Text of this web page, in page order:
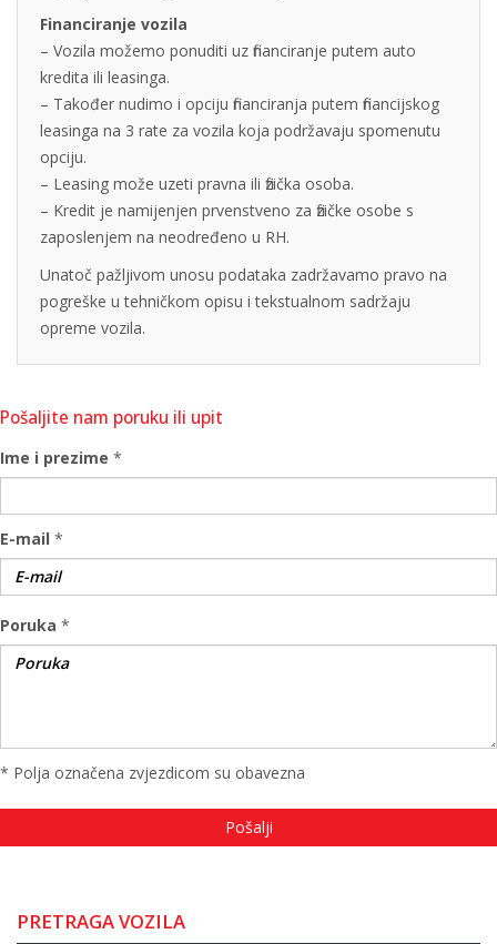
Financiranje vozila
– Vozila možemo ponuditi uz financiranje putem auto
kredita ili leasinga.
– Također nudimo i opciju financiranja putem financijskog
leasinga na 3 rate za vozila koja podržavaju spomenutu
opciju.
– Leasing može uzeti pravna ili fizička osoba.
– Kredit je namijenjen prvenstveno za fizičke osobe s
zaposlenjem na neodređeno u RH.
Unatoč pažljivom unosu podataka zadržavamo pravo na
pogreške u tehničkom opisu i tekstualnom sadržaju
opreme vozila.
Pošaljite nam poruku ili upit
Ime i prezime *
E-mail *
Poruka *
* Polja označena zvjezdicom su obavezna
PRETRAGA VOZILA